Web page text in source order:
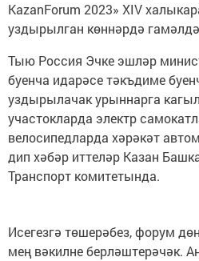
KazanForum 2023» XIV
уздырылган көннәрдә
Тыю Россия Эчке эшләр
буенча идарәсе тәкъдиме
уздырылачак урыннарга
участокларда электр
велосипедларда хәрәкәт
дип хәбәр иттеләр Казан
Транспорт комитетында.
Исегезгә төшерәбез, форум
мең вәкилне берләштерәчәк.